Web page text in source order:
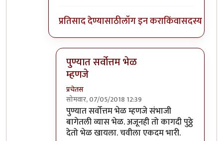
प्रतिसाद देण्यासाठीलॉग इन कराकिंवासदस्य व्हा
पुण्यात सर्वोत्तम भेळ
म्हणजे
प्रचेतस
सोमवार, 07/05/2018 12:39
In reply toपुढच्या पिढीला ते चालवता आले
पुण्यात सर्वोत्तम भेळ म्हणजे संभाजी
बागेतली व्यास भेळ. अजूनही तो कागदी पुठ्ठे
देतो भेळ खायला. चवीला एकदम भारी.